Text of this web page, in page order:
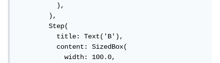
          ),
        ),
        Step(
          title: Text('B'),
          content: SizedBox(
            width: 100.0,